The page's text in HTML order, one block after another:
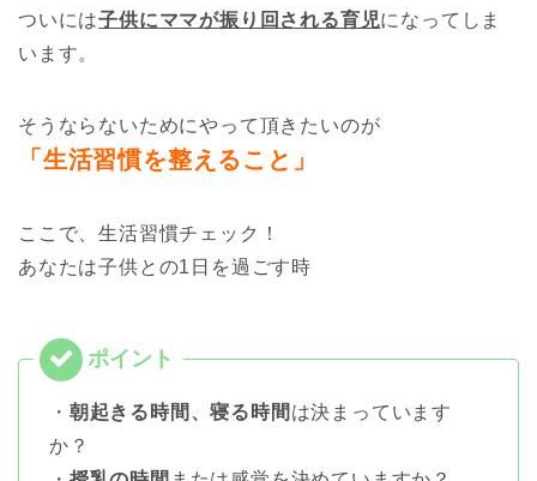
ついには子供にママが振り回される育児になってしま
います。
そうならないためにやって頂きたいのが
「生活習慣を整えること」
ここで、生活習慣チェック！
あなたは子供との1日を過ごす時
・ 朝起きる時間、寝る時間 は決まっています
か？